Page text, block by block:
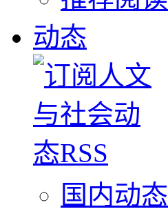
动态
国内动态